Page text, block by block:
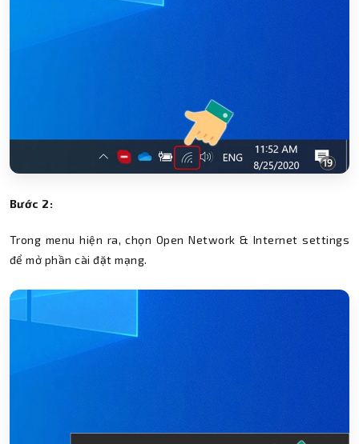
Bước 2:
Trong menu hiện ra, chọn Open Network & Internet settings
để mở phần cài đặt mạng.